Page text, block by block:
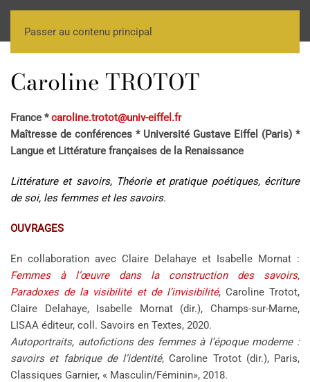
Passer au contenu principal
Caroline TROTOT
France *caroline.trotot@univ-eiffel.fr
Maîtresse de conférences * Université Gustave Eiffel (Paris) *
Langue et Littérature françaises de la Renaissance
Littérature et savoirs, Théorie et pratique poétiques, écriture
de soi, les femmes et les savoirs.
OUVRAGES
En collaboration avec Claire Delahaye et Isabelle Mornat :
Femmes à l’œuvre dans la construction des savoirs,
Paradoxes de la visibilité et de l’invisibilité, Caroline Trotot,
Claire Delahaye, Isabelle Mornat (dir.), Champs-sur-Marne,
LISAA éditeur, coll. Savoirs en Textes, 2020.
Autoportraits, autofictions des femmes à l’époque moderne :
savoirs et fabrique de l’identité, Caroline Trotot (dir.), Paris,
Classiques Garnier, « Masculin/Féminin», 2018.